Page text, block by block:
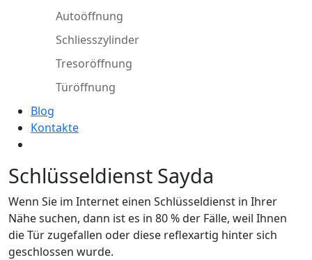
Autoöffnung
Schliesszylinder
Tresoröffnung
Türöffnung
Blog
Kontakte
Schlüsseldienst Sayda
Wenn Sie im Internet einen Schlüsseldienst in Ihrer
Nähe suchen, dann ist es in 80 % der Fälle, weil Ihnen
die Tür zugefallen oder diese reflexartig hinter sich
geschlossen wurde.